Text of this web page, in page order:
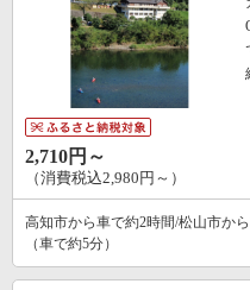
2,710円～
（消費税込2,980円～）
高知市から車で約2時間/松山市か
（車で約5分）